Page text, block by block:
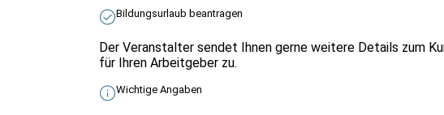
Bildungsurlaub beantragen
Der Veranstalter sendet Ihnen gerne weitere Details zum
für Ihren Arbeitgeber zu.
Wichtige Angaben